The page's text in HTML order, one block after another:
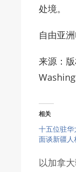
处境。
自由亚
来源：
相关
十五位驻
面谈新疆人
以加拿